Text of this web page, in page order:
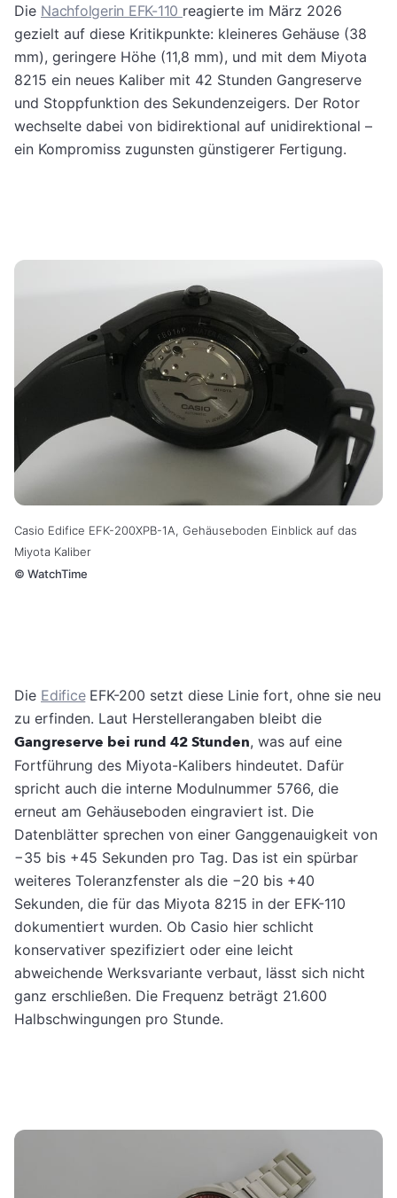
Die Nachfolgerin EFK-110 reagierte im März 2026
gezielt auf diese Kritikpunkte: kleineres Gehäuse (38
mm), geringere Höhe (11,8 mm), und mit dem Miyota
8215 ein neues Kaliber mit 42 Stunden Gangreserve
und Stoppfunktion des Sekundenzeigers. Der Rotor
wechselte dabei von bidirektional auf unidirektional –
ein Kompromiss zugunsten günstigerer Fertigung.
Casio Edifice EFK-200XPB-1A, Gehäuseboden Einblick auf das
Miyota Kaliber
© WatchTime
Die EdificeEFK-200 setzt diese Linie fort, ohne sie neu
zu erfinden. Laut Herstellerangaben bleibt die
Gangreserve bei rund 42 Stunden, was auf eine
Fortführung des Miyota-Kalibers hindeutet. Dafür
spricht auch die interne Modulnummer 5766, die
erneut am Gehäuseboden eingraviert ist. Die
Datenblätter sprechen von einer Ganggenauigkeit von
−35 bis +45 Sekunden pro Tag. Das ist ein spürbar
weiteres Toleranzfenster als die −20 bis +40
Sekunden, die für das Miyota 8215 in der EFK-110
dokumentiert wurden. Ob Casio hier schlicht
konservativer spezifiziert oder eine leicht
abweichende Werksvariante verbaut, lässt sich nicht
ganz erschließen. Die Frequenz beträgt 21.600
Halbschwingungen pro Stunde.